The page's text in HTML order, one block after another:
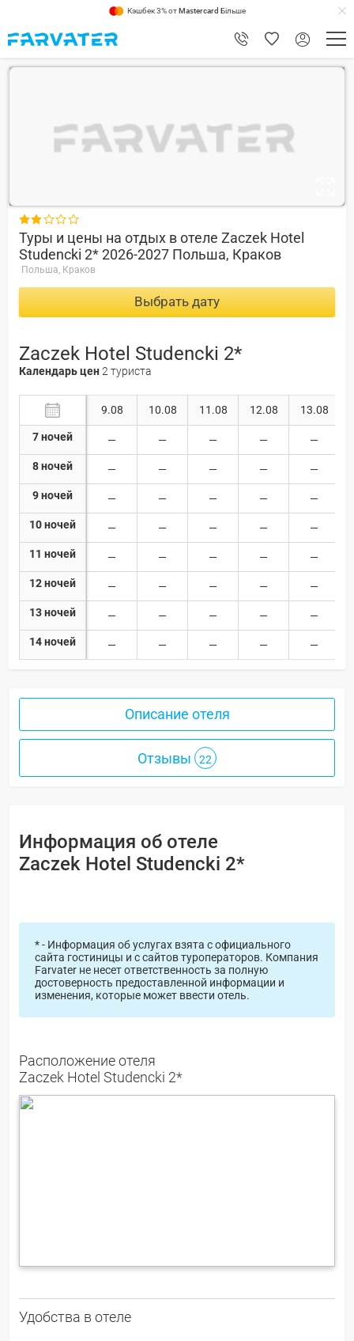
Кэшбек 3% отMastercard Більше

Туры и цены на отдых в отеле Zaczek Hotel
Studencki 2* 2026-2027 Польша, Краков
Польша, Краков
Выбрать дату
Zaczek Hotel Studencki 2*
Календарь цен2 туриста
7 ночей
8 ночей
9 ночей
10 ночей
11 ночей
12 ночей
13 ночей
14 ночей
9.08 10.08 11.08 12.08 13.08
Описание отеля
Отзывы 22
Информация об отеле
Zaczek Hotel Studencki 2*
* - Информация об услугах взята с официального
сайта гостиницы и с сайтов туроператоров. Компания
Farvater не несет ответственность за полную
достоверность предоставленной информации и
изменения, которые может ввести отель.
Расположение отеля
Zaczek Hotel Studencki 2*
Удобства в отеле